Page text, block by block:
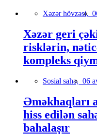
Xəzər hövzəsi,
Xəzər geri
risklərin,
kompleks
Sosial sahə, 06
Əməkhaqları
hiss edilən
bahalaşır